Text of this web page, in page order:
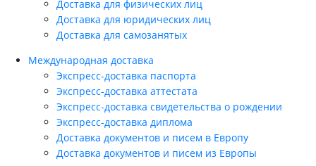
Доставка для физических лиц
Доставка для юридических лиц
Доставка для самозанятых
Международная доставка
Экспресс-доставка паспорта
Экспресс-доставка аттестата
Экспресс-доставка свидетельства о рождении
Экспресс-доставка диплома
Доставка документов и писем в Европу
Доставка документов и писем из Европы